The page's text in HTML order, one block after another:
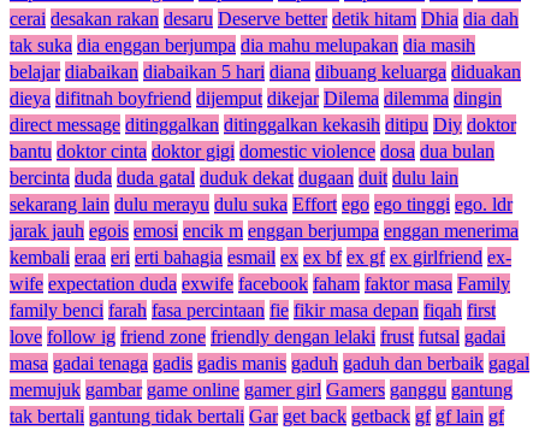
cerai desakan rakan desaru Deserve better detik hitam Dhia dia dah
tak suka dia enggan berjumpa dia mahu melupakan dia masih
belajar diabaikan diabaikan 5 hari diana dibuang keluarga diduakan
dieya difitnah boyfriend dijemput dikejar Dilema dilemma dingin
direct message ditinggalkan ditinggalkan kekasih ditipu Diy doktor
bantu doktor cinta doktor gigi domestic violence dosa dua bulan
bercinta duda duda gatal duduk dekat dugaan duit dulu lain
sekarang lain dulu merayu dulu suka Effort ego ego tinggi ego. ldr
jarak jauh egois emosi encik m enggan berjumpa enggan menerima
kembali eraa eri erti bahagia esmail ex ex bf ex gf ex girlfriend ex-
wife expectation duda exwife facebook faham faktor masa Family
family benci farah fasa percintaan fie fikir masa depan fiqah first
love follow ig friend zone friendly dengan lelaki frust futsal gadai
masa gadai tenaga gadis gadis manis gaduh gaduh dan berbaik gagal
memujuk gambar game online gamer girl Gamers ganggu gantung
tak bertali gantung tidak bertali Gar get back getback gf gf lain gf